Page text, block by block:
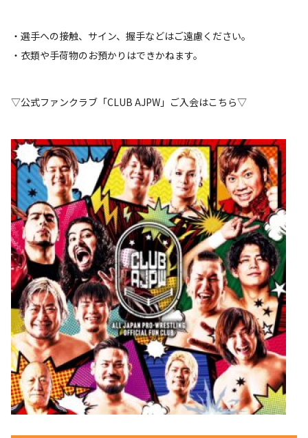
・選手への接触、サイン、握手などはご遠慮ください。
・衣類や手荷物のお預かりはできかねます。
▽公式ファンクラブ「CLUB AJPW」ご入会はこちら▽